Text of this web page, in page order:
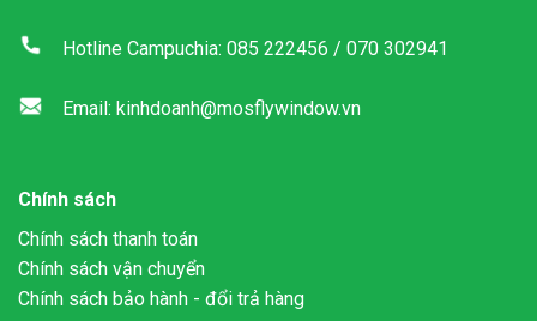
Hotline Campuchia: 085 222456 / 070 302941
Email: kinhdoanh@mosflywindow.vn
Chính sách
Chính sách thanh toán
Chính sách vận chuyển
Chính sách bảo hành - đổi trả hàng